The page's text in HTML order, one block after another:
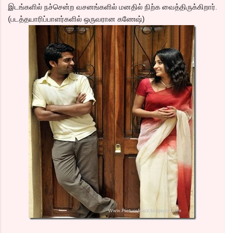
இடங்களில் நச்சென்ற வசனங்களில் மனதில் நிற்க வைத்திருக்கிறார்.
(படத்தயாரிப்பாளர்களில் ஒருவரான கணேஷ்)